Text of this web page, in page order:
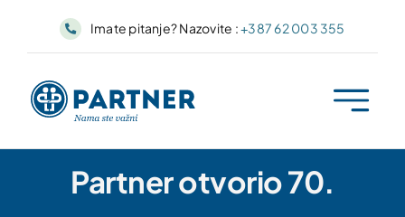
Imate pitanje? Nazovite :+387 62 003 355
Partner otvorio 70.